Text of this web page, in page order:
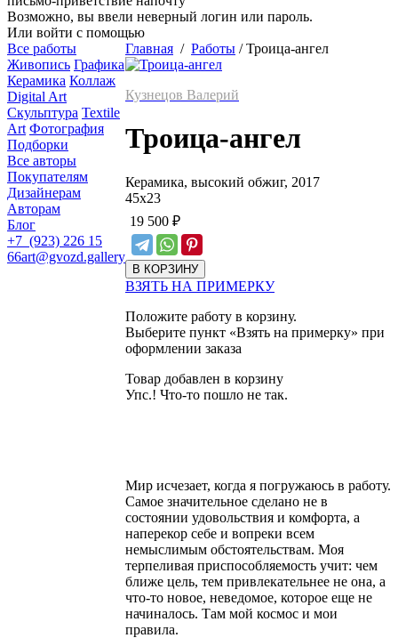
Возможно, вы ввели неверный логин или пароль.
Или войти с помощью
Все работы
Живопись Графика
Керамика Коллаж
Digital Art
Скульптура Textile
Art Фотография
Подборки
Все авторы
Покупателям
Дизайнерам
Авторам
Блог
+7 (923) 226 15
66art@gvozd.gallery
Главная / Работы / Троица-ангел
Кузнецов Валерий
Троица-ангел
Керамика, высокий обжиг, 2017
45х23
19 500 ₽
ВЗЯТЬ НА ПРИМЕРКУ
Положите работу в корзину.
Выберите пункт «Взять на примерку» при
оформлении заказа
Товар добавлен в корзину
Упс.! Что-то пошло не так.
Мир исчезает, когда я погружаюсь в работу.
Самое значительное сделано не в
состоянии удовольствия и комфорта, а
наперекор себе и вопреки всем
немыслимым обстоятельствам. Моя
терпеливая приспособляемость учит: чем
ближе цель, тем привлекательнее не она, а
что-то новое, неведомое, которое еще не
начиналось. Там мой космос и мои
правила.